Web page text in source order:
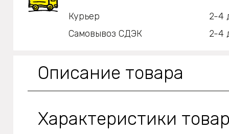
Курьер
2-4
Самовывоз СДЭК
2-4
Описание товара
Характеристики